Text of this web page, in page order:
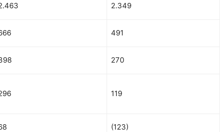
2.349
491
270
119
(123)